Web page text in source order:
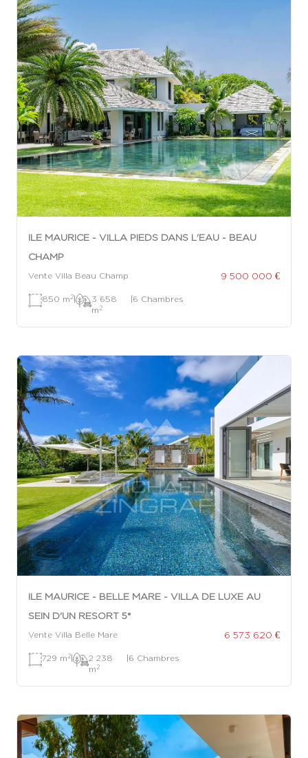
ILE MAURICE - VILLA PIEDS DANS L'EAU - BEAU
CHAMP
Vente Villa Beau Champ 9 500 000 €
850 m 2|
3 658
m 2
|6 Chambres
ILE MAURICE - BELLE MARE - VILLA DE LUXE AU
SEIN D'UN RESORT 5*
Vente Villa Belle Mare 6 573 620 €
729 m 2|
2 238
m 2
|6 Chambres